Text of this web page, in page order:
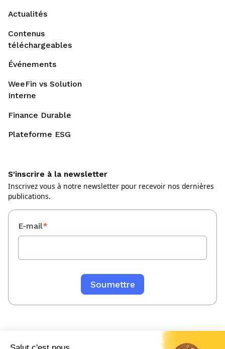
Actualités
Contenus
téléchargeables
Événements
WeeFin vs Solution
Interne
Finance Durable
Plateforme ESG
S'inscrire à la newsletter
Inscrivez vous à notre newsletter pour recevoir nos dernières
publications.
E-mail*